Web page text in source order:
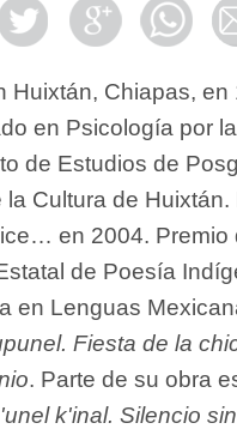
Huixtán, Chiapas,
en Psicología por
de Estudios de
la Cultura de
en 2004. Premio
de Poesía
en Lenguas
Fiesta de la
. Parte de su obra
k'inal. Silencio